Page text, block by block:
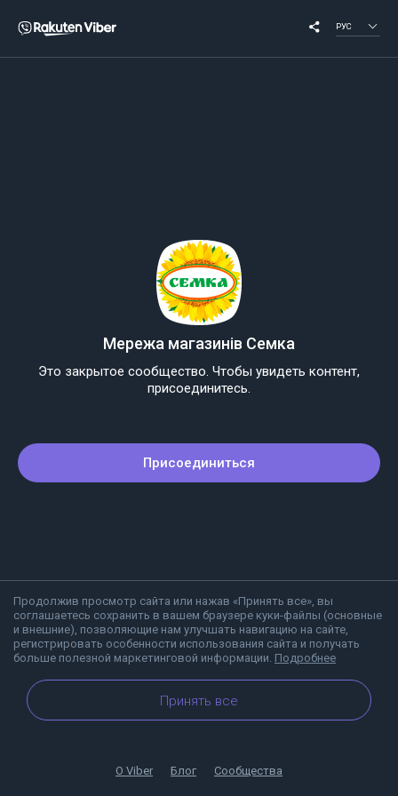
РУС
Продолжив просмотр сайта или нажав «Принять все», вы
соглашаетесь сохранить в вашем браузере куки-файлы (основные
и внешние), позволяющие нам улучшать навигацию на сайте,
регистрировать особенности использования сайта и получать
больше полезной маркетинговой информации. Подробнее
Принять все
Мережа магазинів Семка
Это закрытое сообщество. Чтобы увидеть контент,
присоединитесь.
Присоединиться
О Viber Блог Сообщества